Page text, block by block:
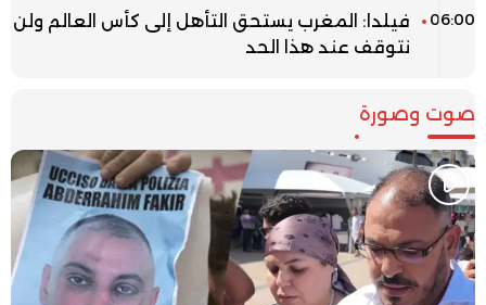
06:00
فيلدا: المغرب يستحق التأهل إلى كأس العالم ولن
نتوقف عند هذا الحد
صوت وصورة